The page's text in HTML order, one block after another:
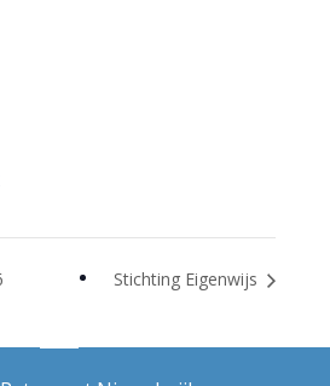
Stichting Eigenwijs